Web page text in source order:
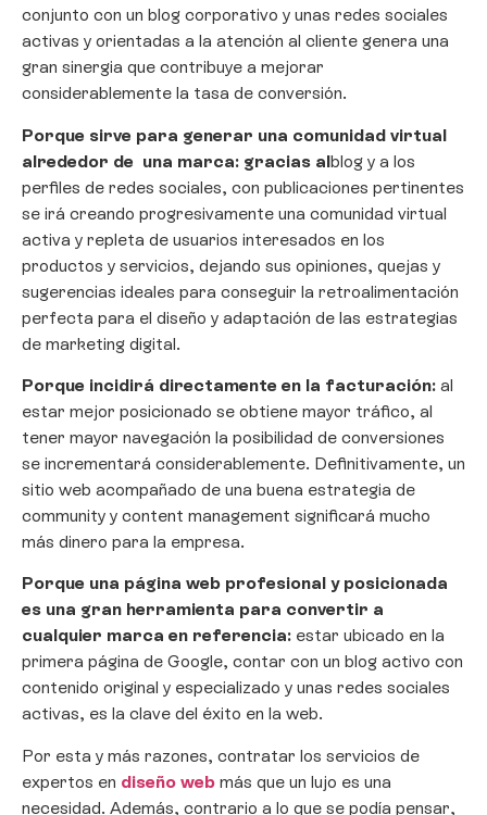
conjunto con un blog corporativo y unas redes sociales
activas y orientadas a la atención al cliente genera una
gran sinergia que contribuye a mejorar
considerablemente la tasa de conversión.
Porque sirve para generar una comunidad virtual
alrededor de una marca: gracias alblog y a los
perfiles de redes sociales, con publicaciones pertinentes
se irá creando progresivamente una comunidad virtual
activa y repleta de usuarios interesados en los
productos y servicios, dejando sus opiniones, quejas y
sugerencias ideales para conseguir la retroalimentación
perfecta para el diseño y adaptación de las estrategias
de marketing digital.
Porque incidirá directamente en la facturación: al
estar mejor posicionado se obtiene mayor tráfico, al
tener mayor navegación la posibilidad de conversiones
se incrementará considerablemente. Definitivamente, un
sitio web acompañado de una buena estrategia de
community y content management significará mucho
más dinero para la empresa.
Porque una página web profesional y posicionada
es una gran herramienta para convertir a
cualquier marca en referencia: estar ubicado en la
primera página de Google, contar con un blog activo con
contenido original y especializado y unas redes sociales
activas, es la clave del éxito en la web.
Por esta y más razones, contratar los servicios de
expertos en diseño web más que un lujo es una
necesidad. Además, contrario a lo que se podía pensar,